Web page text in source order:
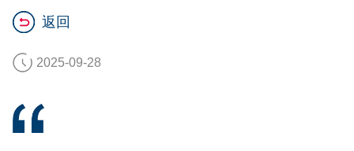
返回
2025-09-28